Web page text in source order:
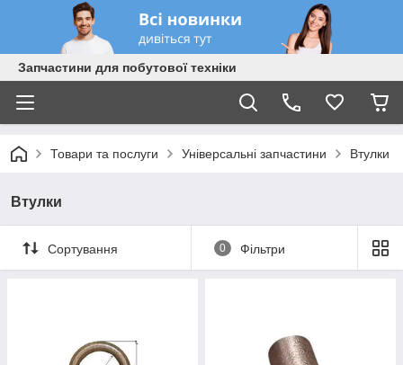
Запчастини для побутової техніки
Товари та послуги Універсальні запчастини Втулки
Втулки
Сортування 0 Фільтри